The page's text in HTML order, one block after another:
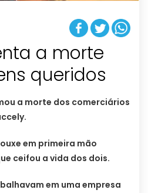
a morte
queridos
a morte dos comerciários
em primeira mão
ceifou a vida dos dois.
em uma empresa